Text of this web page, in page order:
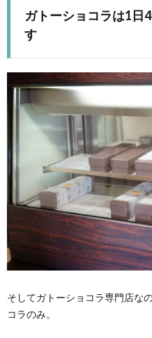
ガトーショコラは1日
す
そしてガトーショコラ専門店な
コラのみ。